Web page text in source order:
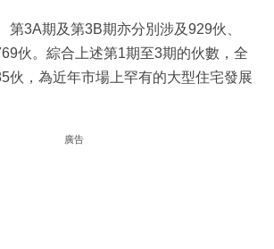
第3A期及第3B期亦分別涉及929伙、
伙。綜合上述第1期至3期的伙數，全
伙，為近年市場上罕有的大型住宅發展
廣告